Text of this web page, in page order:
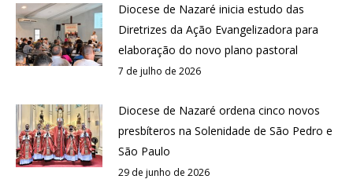
Diocese de Nazaré inicia estudo das
Diretrizes da Ação Evangelizadora para
elaboração do novo plano pastoral
7 de julho de 2026
Diocese de Nazaré ordena cinco novos
presbíteros na Solenidade de São Pedro e
São Paulo
29 de junho de 2026